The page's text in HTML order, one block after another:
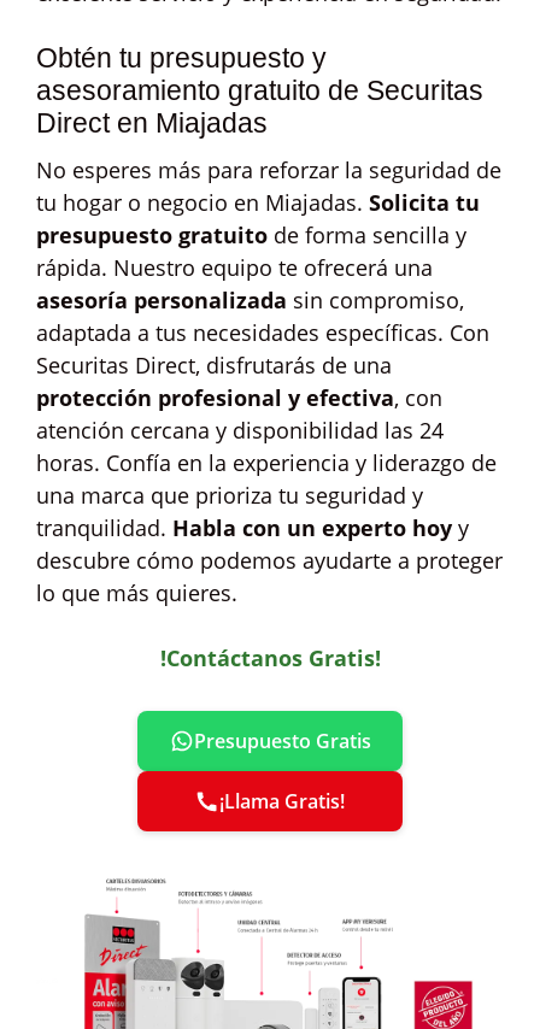
Obtén tu presupuesto y
asesoramiento gratuito de Securitas
Direct en Miajadas
No esperes más para reforzar la seguridad de
tu hogar o negocio en Miajadas. Solicita tu
presupuesto gratuito de forma sencilla y
rápida. Nuestro equipo te ofrecerá una
asesoría personalizada sin compromiso,
adaptada a tus necesidades específicas. Con
Securitas Direct, disfrutarás de una
protección profesional y efectiva, con
atención cercana y disponibilidad las 24
horas. Confía en la experiencia y liderazgo de
una marca que prioriza tu seguridad y
tranquilidad. Habla con un experto hoy y
descubre cómo podemos ayudarte a proteger
lo que más quieres.
!Contáctanos Gratis!
Presupuesto Gratis
¡Llama Gratis!